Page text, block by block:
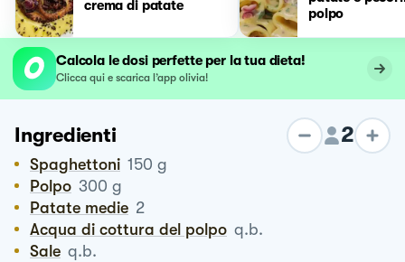
crema di patate
polpo
Calcola le dosi perfette per la tua dieta!
Clicca qui e scarica l’app olivia!
Ingredienti 2
Spaghettoni 150 g
Polpo 300 g
Patate medie 2
Acqua di cottura del polpo q.b.
Sale q.b.